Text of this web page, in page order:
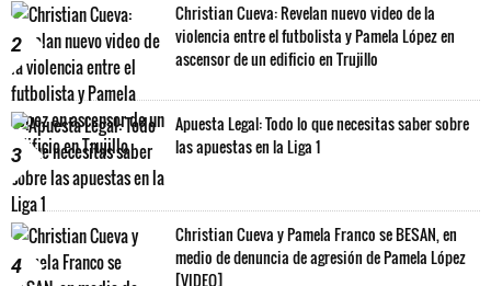
2
Christian Cueva: Revelan nuevo video de la
violencia entre el futbolista y Pamela López en
ascensor de un edificio en Trujillo
3
Apuesta Legal: Todo lo que necesitas saber sobre
las apuestas en la Liga 1
4
Christian Cueva y Pamela Franco se BESAN, en
medio de denuncia de agresión de Pamela López
[VIDEO]